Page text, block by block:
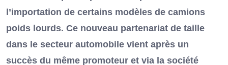
l’importation de certains modèles de camions
poids lourds. Ce nouveau partenariat de taille
dans le secteur automobile vient après un
succès du même promoteur et via la société